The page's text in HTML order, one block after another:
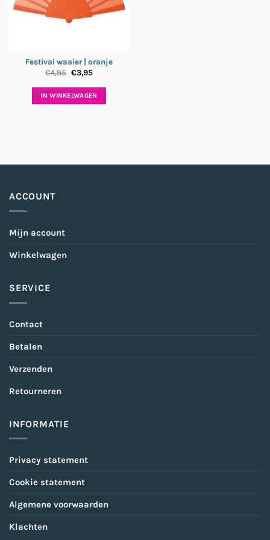
Festival waaier | oranje
€4,95 Oorspronkelijke
was:
€4,95.
€3,95Huidige
is:
€3,95.
IN WINKELWAGEN
ACCOUNT
Mijn account
Winkelwagen
SERVICE
Contact
Betalen
Verzenden
Retourneren
INFORMATIE
Privacy statement
Cookie statement
Algemene voorwaarden
Klachten